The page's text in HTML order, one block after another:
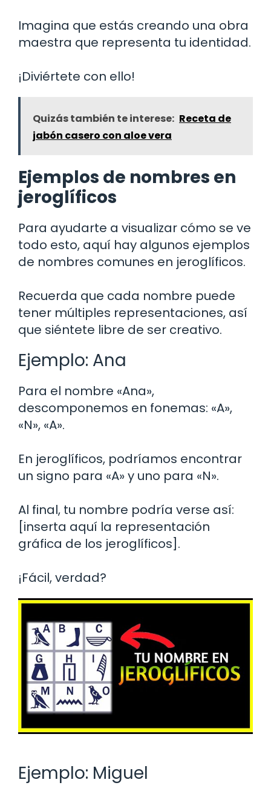
Imagina que estás creando una obra
maestra que representa tu identidad.
¡Diviértete con ello!
Quizás también te interese: Receta de
jabón casero con aloe vera
Ejemplos de nombres en
jeroglíficos
Para ayudarte a visualizar cómo se ve
todo esto, aquí hay algunos ejemplos
de nombres comunes en jeroglíficos.
Recuerda que cada nombre puede
tener múltiples representaciones, así
que siéntete libre de ser creativo.
Ejemplo: Ana
Para el nombre «Ana»,
descomponemos en fonemas: «A»,
«N», «A».
En jeroglíficos, podríamos encontrar
un signo para «A» y uno para «N».
Al final, tu nombre podría verse así:
[inserta aquí la representación
gráfica de los jeroglíficos].
¡Fácil, verdad?
Ejemplo: Miguel